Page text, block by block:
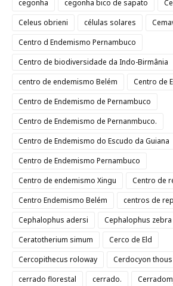
cegonha cegonha bico de sapato
Celeus obrieni
células solares
Centro d Endemismo Pernambuco
Centro de biodiversidade da Indo-Birmânia
centro de endemismo Belém
Centro de
Centro de Endemismo de Pernambuco
Centro de Endemismo de Pernanmbuco.
Centro de Endemismo do Escudo da Guiana
Centro de Endemismo Pernambuco
Centro de endemismo Xingu
Centro de
Centro Endemismo Belém
centros de
Cephalophus adersi
Cephalophus zebra
Ceratotherium simum
Cerco de Eld
Cercopithecus roloway
Cerdocyon thous
cerrado florestal
cerrado.